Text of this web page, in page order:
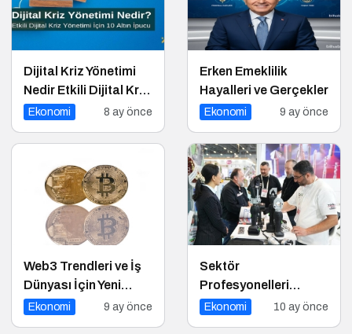
Ödül Kazandı
Dijital Kriz Yönetimi
Nedir Etkili Dijital Kriz
Yönetimi için 10 Altın
Ekonomi 8 ay önce
Erken Emeklilik
Hayalleri ve Gerçekler
Ekonomi 9 ay önce
Web3 Trendleri ve İş
Dünyası İçin Yeni
Fırsatlar
Ekonomi 9 ay önce
Sektör
Profesyonelleri
Dünya’nın
Ekonomi 10 ay önce